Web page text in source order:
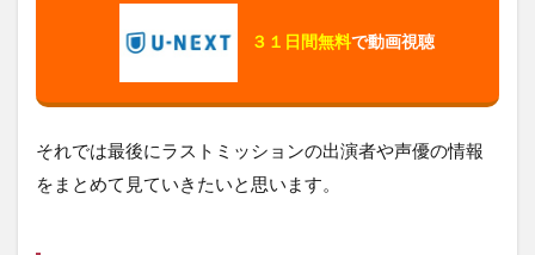
３１日間無料で動画視聴
それでは最後にラストミッションの出演者や声優の情報
をまとめて見ていきたいと思います。